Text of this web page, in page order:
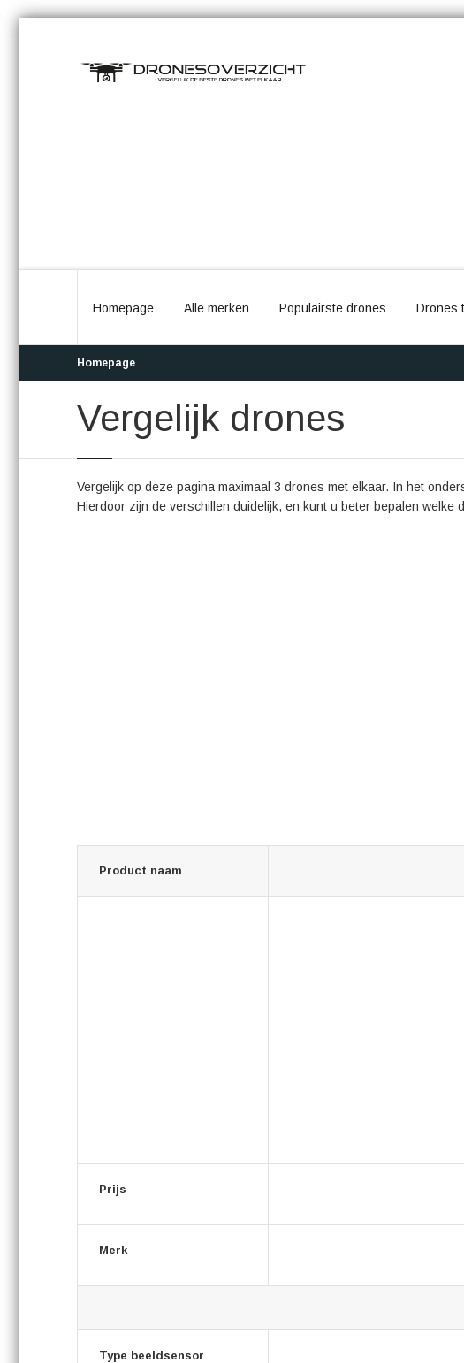
Homepage Alle merken Populairste drones Drones
Homepage
Vergelijk drones
Vergelijk op deze pagina maximaal 3 drones met elkaar. In het
Hierdoor zijn de verschillen duidelijk, en kunt u beter bepalen welke
Product naam
Prijs
Merk
Type beeldsensor